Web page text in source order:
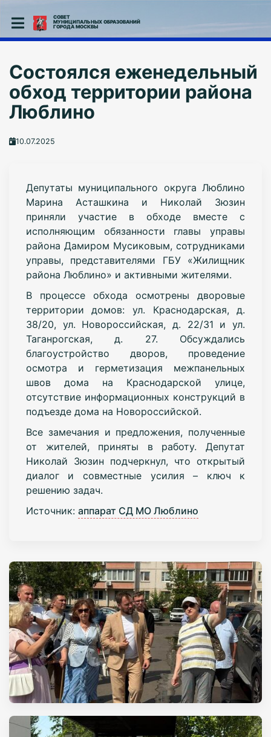
СОВЕТ
МУНИЦИПАЛЬНЫХ ОБРАЗОВАНИЙ
ГОРОДА МОСКВЫ
Состоялся еженедельный
обход территории района
Люблино
10.07.2025
Депутаты муниципального округа Люблино
Марина Асташкина и Николай Зюзин
приняли участие в обходе вместе с
исполняющим обязанности главы управы
района Дамиром Мусиковым, сотрудниками
управы, представителями ГБУ «Жилищник
района Люблино» и активными жителями.
В процессе обхода осмотрены дворовые
территории домов: ул. Краснодарская, д.
38/20, ул. Новороссийская, д. 22/31 и ул.
Таганрогская, д. 27. Обсуждались
благоустройство дворов, проведение
осмотра и герметизация межпанельных
швов дома на Краснодарской улице,
отсутствие информационных конструкций в
подъезде дома на Новороссийской.
Все замечания и предложения, полученные
от жителей, приняты в работу. Депутат
Николай Зюзин подчеркнул, что открытый
диалог и совместные усилия – ключ к
решению задач.
Источник: аппарат СД МО Люблино